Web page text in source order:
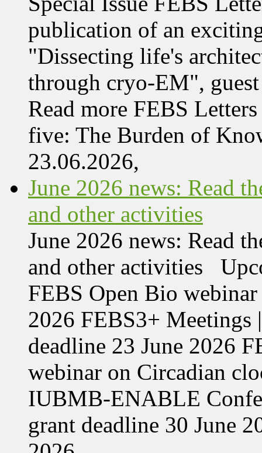
publication of an
"Dissecting life's
through cryo-EM",
Read more FEBS
five: The Burden of
23.06.2026,
June 2026 news: Read
and other activities
June 2026 news: Read
and other activities
FEBS Open Bio webinar
2026 FEBS3+
deadline 23 June 2026
webinar on Circadian
IUBMB-ENABLE
grant deadline 30 June